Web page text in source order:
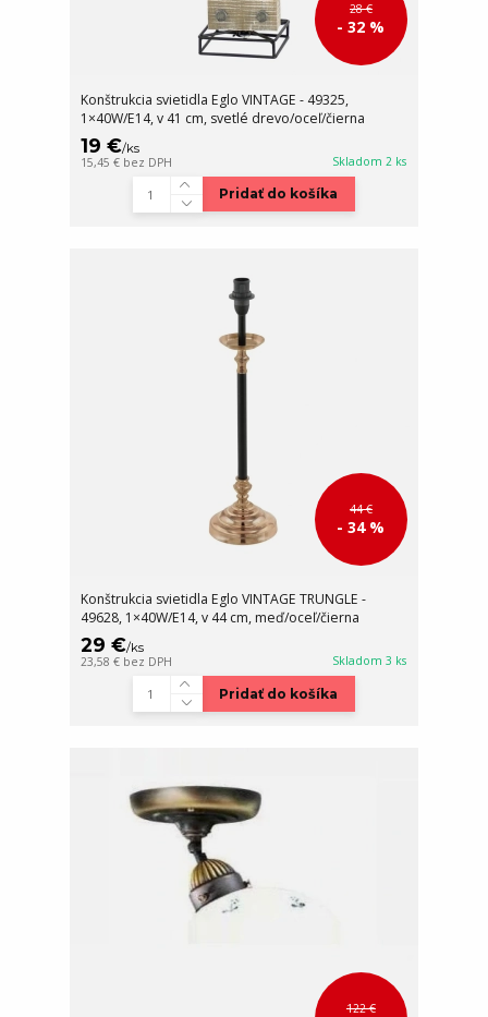
28 €
- 32 %
Konštrukcia svietidla Eglo VINTAGE - 49325,
1×40W/E14, v 41 cm, svetlé drevo/oceľ/čierna
19 €/ks
15,45 € bez DPH Skladom 2 ks
Pridať do košíka
44 €
- 34 %
Konštrukcia svietidla Eglo VINTAGE TRUNGLE -
49628, 1×40W/E14, v 44 cm, meď/oceľ/čierna
29 €/ks
23,58 € bez DPH Skladom 3 ks
Pridať do košíka
122 €